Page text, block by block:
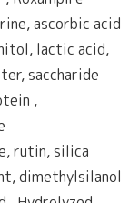
ascorbic acid
lactic acid,
saccharide
,
rutin, silica
dimethylsilanol